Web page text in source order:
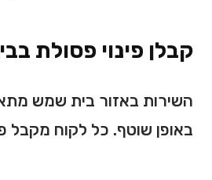
קבלן פינוי פסולת
השירות באזור בית שמש
באופן שוטף. כל לקוח מקבל